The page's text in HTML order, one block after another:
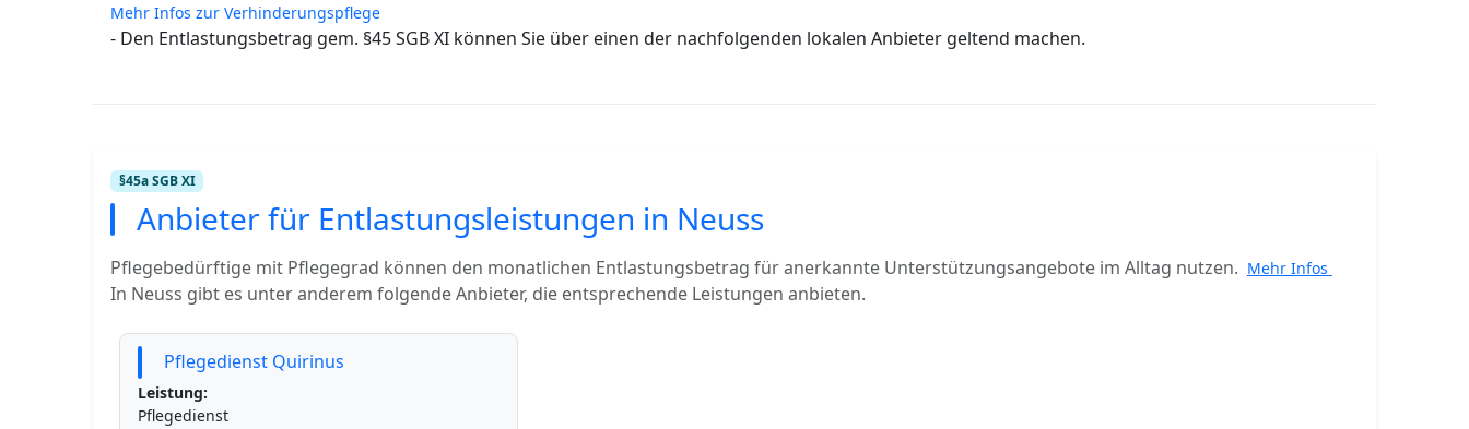
Mehr Infos zur Verhinderungspflege
- Den Entlastungsbetrag gem. §45 SGB XI können Sie über einen der nachfolgenden lokalen Anbieter geltend machen.
§45a SGB XI
Anbieter für Entlastungsleistungen in Neuss
Pflegebedürftige mit Pflegegrad können den monatlichen Entlastungsbetrag für anerkannte Unterstützungsangebote im Alltag nutzen. Mehr Infos
In Neuss gibt es unter anderem folgende Anbieter, die entsprechende Leistungen anbieten.
Pflegedienst Quirinus
Leistung:
Pflegedienst